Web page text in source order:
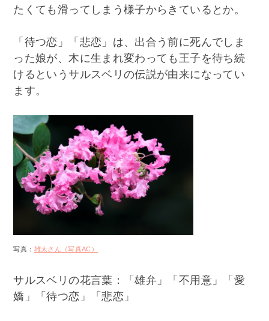
たくても滑ってしまう様子からきているとか。
「待つ恋」「悲恋」は、出合う前に死んでしま
った娘が、木に生まれ変わっても王子を待ち続
けるというサルスベリの伝説が由来になってい
ます。
写真： 雄太さん（写真AC）
サルスベリの花言葉：「雄弁」「不用意」「愛
嬌」「待つ恋」「悲恋」